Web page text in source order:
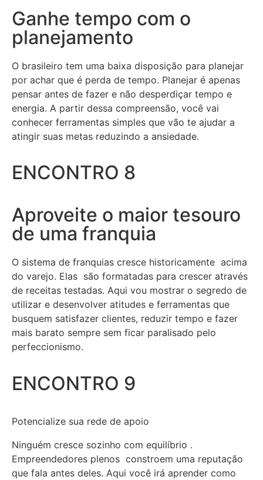
Ganhe tempo com o
planejamento
O brasileiro tem uma baixa disposição para planejar
por achar que é perda de tempo. Planejar é apenas
pensar antes de fazer e não desperdiçar tempo e
energia. A partir dessa compreensão, você vai
conhecer ferramentas simples que vão te ajudar a
atingir suas metas reduzindo a ansiedade.
ENCONTRO 8
Aproveite o maior tesouro
de uma franquia
O sistema de franquias cresce historicamente acima
do varejo. Elas são formatadas para crescer através
de receitas testadas. Aqui vou mostrar o segredo de
utilizar e desenvolver atitudes e ferramentas que
busquem satisfazer clientes, reduzir tempo e fazer
mais barato sempre sem ficar paralisado pelo
perfeccionismo.
ENCONTRO 9
Potencialize sua rede de apoio
Ninguém cresce sozinho com equilíbrio .
Empreendedores plenos constroem uma reputação
que fala antes deles. Aqui você irá aprender como